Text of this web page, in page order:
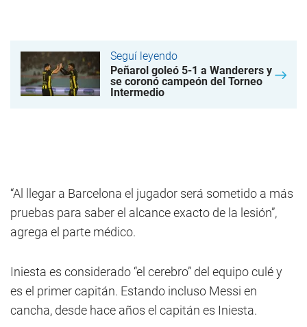
Seguí leyendo
Peñarol goleó 5-1 a Wanderers y
se coronó campeón del Torneo
Intermedio
“Al llegar a Barcelona el jugador será sometido a más
pruebas para saber el alcance exacto de la lesión”,
agrega el parte médico.
Iniesta es considerado “el cerebro” del equipo culé y
es el primer capitán. Estando incluso Messi en
cancha, desde hace años el capitán es Iniesta.